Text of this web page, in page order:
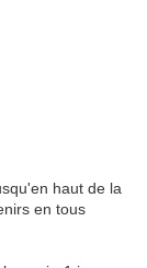
haut de la
en tous